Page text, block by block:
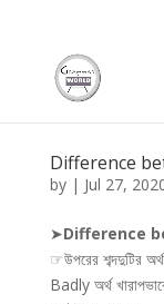
Difference
by | Jul 27,
➤Difference
☞উপরের শব্দদুটির
Badly অর্থ